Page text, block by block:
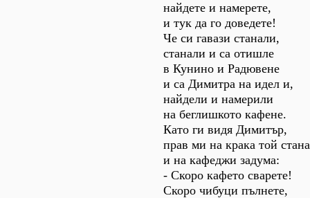
найдете и намерете,
и тук да го доведете!
Че си гавази станали,
станали и са отишле
в Кунино и Радювене
и са Димитра на идел и,
найдели и намерили
на беглишкото кафене.
Като ги видя Димитър,
прав ми на крака той стана
и на кафеджи задума:
- Скоро кафето сварете!
Скоро чибуци пълнете,